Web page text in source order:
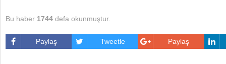
Bu haber 1744 defa okunmuştur.
Paylaş Tweetle Paylaş